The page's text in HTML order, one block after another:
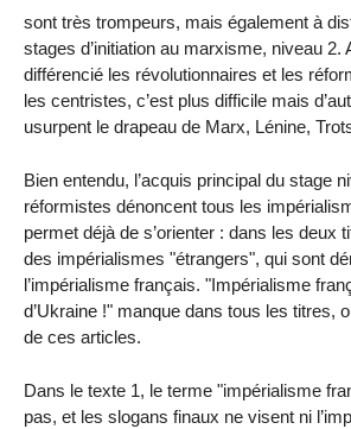
sont très trompeurs, mais également à
stages d’initiation au marxisme, niveau 2.
différencié les révolutionnaires et les
les centristes, c’est plus difficile mais
usurpent le drapeau de Marx, Lénine,
Bien entendu, l’acquis principal du stage
réformistes dénoncent tous les
permet déjà de s’orienter : dans les deux
des impérialismes "étrangers", qui sont
l’impérialisme français. "Impérialisme
d’Ukraine !" manque dans tous les titres,
de ces articles.
Dans le texte 1, le terme "impérialisme
pas, et les slogans finaux ne visent ni